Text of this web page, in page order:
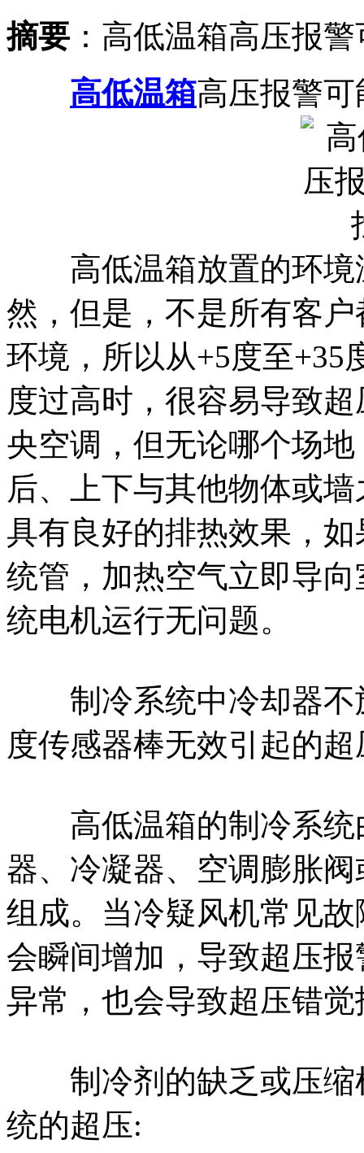
摘要 ：高低温箱高压报
高低温箱高压报警
高低温箱放置的环境
然，但是，不是所有客
环境，所以从+5度至+35
度过高时，很容易导致
央空调，但无论哪个场
后、上下与其他物体或
具有良好的排热效果，
统管，加热空气立即导
统电机运行无问题。
制冷系统中冷却器不
度传感器棒无效引起的
高低温箱的制冷系统
器、冷凝器、空调膨胀
组成。当冷疑风机常见
会瞬间增加，导致超压
异常，也会导致超压错
制冷剂的缺乏或压缩
统的超压: